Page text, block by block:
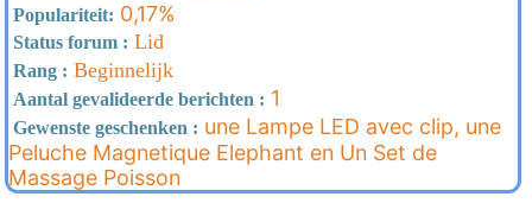
Populariteit: 0,17%
Status forum : Lid
Rang : Beginnelijk
Aantal gevalideerde berichten : 1
Gewenste geschenken : une Lampe LED avec clip, une
Peluche Magnetique Elephant en Un Set de
Massage Poisson